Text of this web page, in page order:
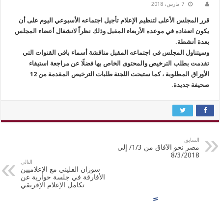
7 مارس، 2018
قرر المجلس الأعلى لتنظيم الإعلام تأجيل اجتماعه الأسبوعي اليوم على أن
يكون انعقاده في موعده الأربعاء المقبل وذلك نظراً لانشغال أعضاء المجلس
بعدة أنشطة.
وسيتناول المجلس في اجتماعه المقبل مناقشة أسماء باقي القنوات التي
تقدمت بطلب الترخيص والمحتوى الخاص بها فضلًا عن مراجعة استيفاء
الأوراق المطلوبة ، كما ستبحث اللجنة طلبات الترخيص المقدمة من 12
صحيفة جديدة.
السابق
مصر نحو الآفاق من 1/3/ إلى
8/3/2018
التالي
سوزان القليني مع الإعلاميين
الأفارقة في جلسة حوارية عن
تكامل الإعلام الإفريقي